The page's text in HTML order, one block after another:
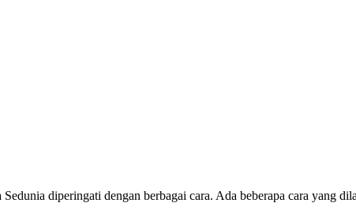
diperingati dengan berbagai cara. Ada beberapa cara yang